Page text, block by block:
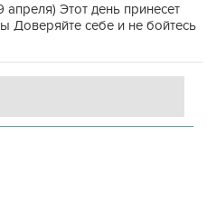
апреля) Этот день принесет
Доверяйте себе и не бойтесь